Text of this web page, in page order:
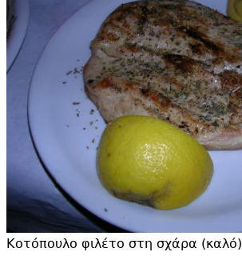
Κοτόπουλο φιλέτο στη σχάρα (καλό)